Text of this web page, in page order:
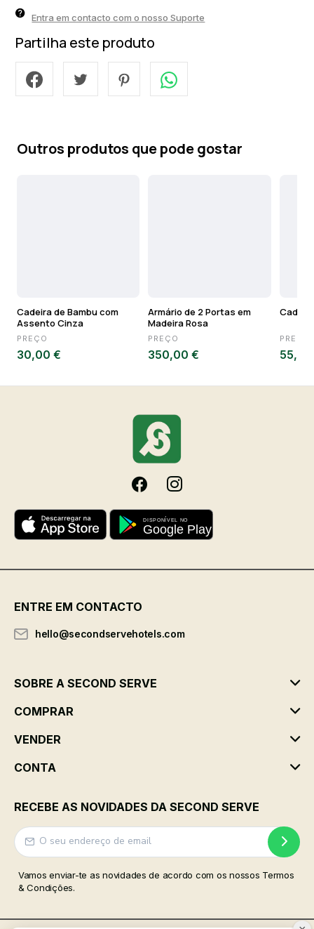
Entra em contacto com o nosso Suporte
Partilha este produto
Outros produtos que pode gostar
Cadeira de Bambu com
Assento Cinza
PREÇO
30,00 €
Armário de 2 Portas em
Madeira Rosa
PREÇO
350,00 €
PREÇO
ENTRE EM CONTACTO
hello@secondservehotels.com
SOBRE A SECOND SERVE
COMPRAR
VENDER
CONTA
RECEBE AS NOVIDADES DA SECOND SERVE
Vamos enviar-te as novidades de acordo com os nossos Termos
& Condições.